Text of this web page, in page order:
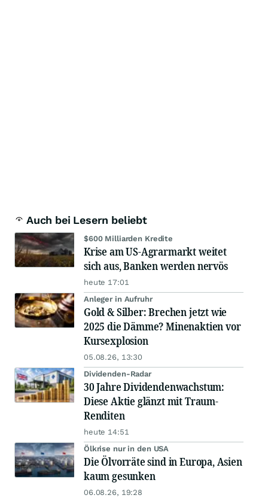
Auch bei Lesern beliebt
$600 Milliarden Kredite
Krise am US-Agrarmarkt weitet
sich aus, Banken werden nervös
heute 17:01
Anleger in Aufruhr
Gold & Silber: Brechen jetzt wie
2025 die Dämme? Minenaktien vor
Kursexplosion
05.08.26, 13:30
Dividenden-Radar
30 Jahre Dividendenwachstum:
Diese Aktie glänzt mit Traum-
Renditen
heute 14:51
Ölkrise nur in den USA
Die Ölvorräte sind in Europa, Asien
kaum gesunken
06.08.26, 19:28